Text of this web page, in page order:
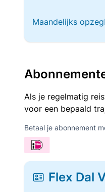
Maandelijks
Als je regelmatig
voor een bepaald
Betaal je abonnement
Flex Dal